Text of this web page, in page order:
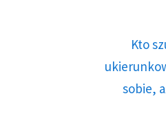
Kto
sobie,